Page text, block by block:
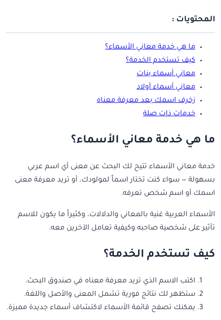
المحتويات :
ما هي خدمة معاني الأسماء؟
كيف تستخدم الخدمة؟
معاني أسماء بنات
معاني أسماء أولاد
زخرف اسمك بعد معرفة معناه
خدمات ذات صلة
ما هي خدمة معاني الأسماء؟
خدمة معاني الأسماء تتيح لك البحث عن معنى أي اسم عربي
بسهولة — سواء كنت تختار اسماً لمولودك، أو تريد معرفة معنى
اسمك أو اسم شخص تعرفه.
الأسماء العربية غنية بالمعاني والدلالات، وكثيراً ما يكون للاسم
تأثير على شخصية صاحبه وكيفية تعامل الآخرين معه.
كيف تستخدم الخدمة؟
اكتب الاسم الذي تريد معرفة معناه في صندوق البحث.
ستظهر لك نتائج فورية تشمل المعنى والأصل واللغة.
يمكنك تصفح قائمة الأسماء لاكتشاف أسماء جديدة مميزة.